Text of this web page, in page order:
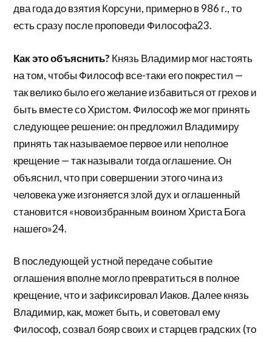
два года до взятия Корсуни, примерно в 986 г., то
есть сразу после проповеди Философа23.
Как это объяснить? Князь Владимир мог настоять
на том, чтобы Философ все-таки его покрестил —
так велико было его желание избавиться от грехов и
быть вместе со Христом. Философ же мог принять
следующее решение: он предложил Владимиру
принять так называемое первое или неполное
крещение — так называли тогда оглашение. Он
объяснил, что при совершении этого чина из
человека уже изгоняется злой дух и оглашенный
становится «новоизбранным воином Христа Бога
нашего»24.
В последующей устной передаче событие
оглашения вполне могло превратиться в полное
крещение, что и зафиксировал Иаков. Далее князь
Владимир, как, может быть, и советовал ему
Философ, созвал бояр своих и старцев градских (то